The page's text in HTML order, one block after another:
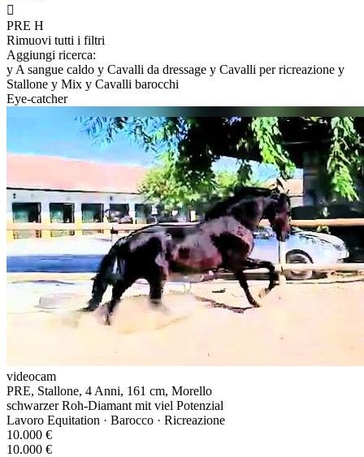

PRE H
Rimuovi tutti i filtri
Aggiungi ricerca:
y A sangue caldo y Cavalli da dressage y Cavalli per ricreazione y
Stallone y Mix y Cavalli barocchi
Eye-catcher
videocam
PRE, Stallone, 4 Anni, 161 cm, Morello
schwarzer Roh-Diamant mit viel Potenzial
Lavoro Equitation · Barocco · Ricreazione
10.000 €
10.000 €